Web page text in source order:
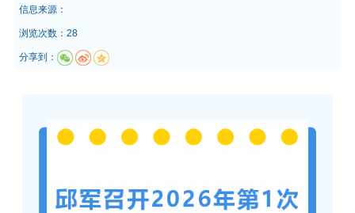
信息来源：
浏览次数：28
分享到：